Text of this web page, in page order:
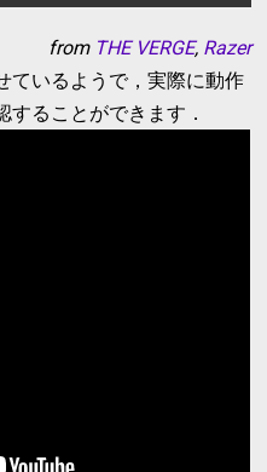
from THE VERGE, Razer
ているようで，実際に動作
することができます．